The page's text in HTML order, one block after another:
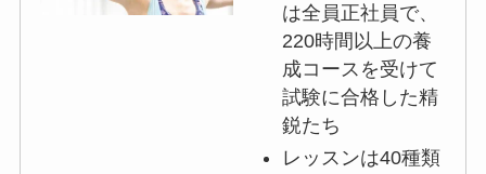
は全員正社員で、
220時間以上の養
成コースを受けて
試験に合格した精
鋭たち
レッスンは40種類